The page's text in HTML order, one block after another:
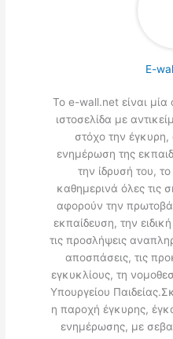
E-
Το e-wall.net είναι μία
ιστοσελίδα με
στόχο την
ενημέρωση της
την ίδρυσή του,
καθημερινά όλες τις
αφορούν την
εκπαίδευση, την
τις προσλήψεις
αποσπάσεις, τις
εγκυκλίους, τη
Υπουργείου
η παροχή έγκυρης,
ενημέρωσης, με